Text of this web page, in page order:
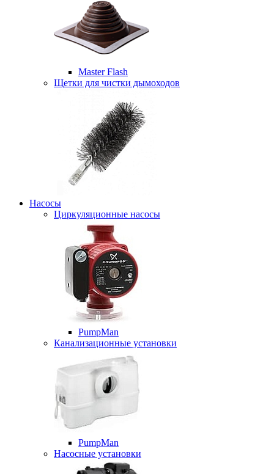
Master Flash
Щетки для чистки дымоходов
Насосы
Циркуляционные насосы
PumpMan
Канализационные установки
PumpMan
Насосные установки